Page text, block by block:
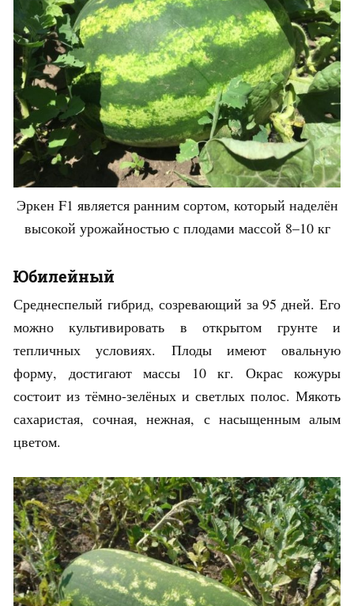
Эркен F1 является ранним сортом, который наделён
высокой урожайностью с плодами массой 8–10 кг
Юбилейный
Среднеспелый гибрид, созревающий за 95 дней. Его
можно культивировать в открытом грунте и
тепличных условиях. Плоды имеют овальную
форму, достигают массы 10 кг. Окрас кожуры
состоит из тёмно-зелёных и светлых полос. Мякоть
сахаристая, сочная, нежная, с насыщенным алым
цветом.